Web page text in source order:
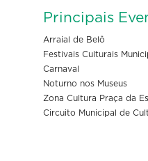
Principais
Arraial de Belô
Festivais Culturais
Carnaval
Noturno nos Museus
Zona Cultura Praça da
Circuito Municipal de